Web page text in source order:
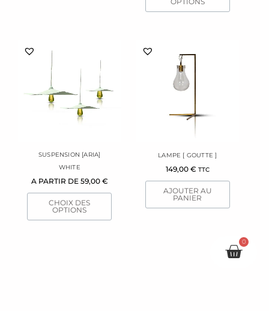
produit
SUSPENSION [ARIA]
WHITE
A PARTIR DE 59,00 €
CHOIX DES
OPTIONS
page
produit
LAMPE [ GOUTTE ]
149,00 € TTC
AJOUTER AU
PANIER
0